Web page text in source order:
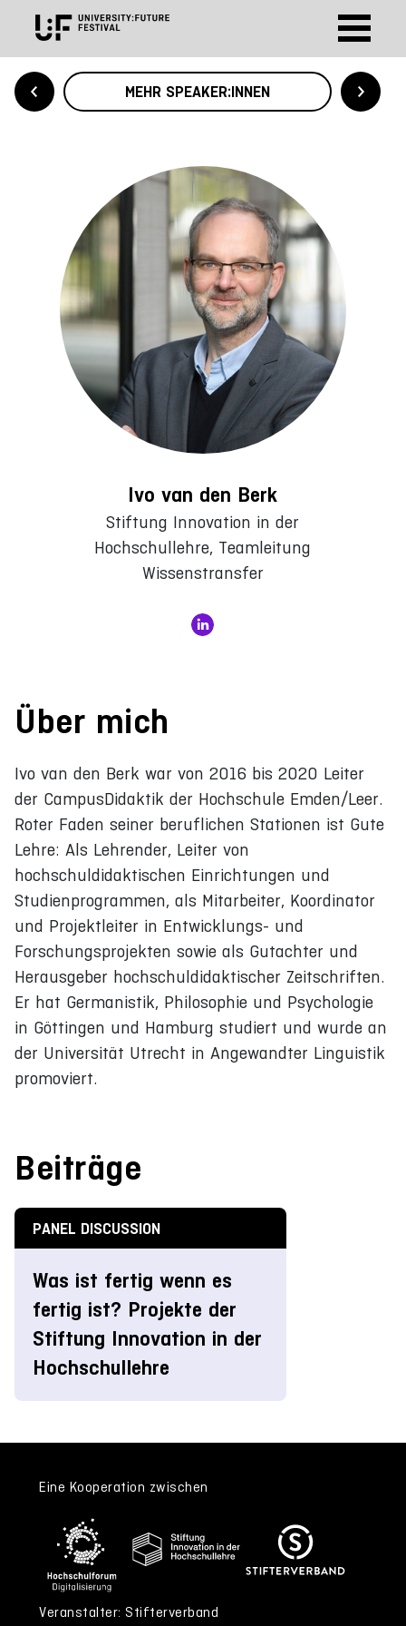
MEHR SPEAKER:INNEN
Ivo van den Berk
Stiftung Innovation in der
Hochschullehre, Teamleitung
Wissenstransfer
Über mich
Ivo van den Berk war von 2016 bis 2020 Leiter
der CampusDidaktik der Hochschule Emden/Leer.
Roter Faden seiner beruflichen Stationen ist Gute
Lehre: Als Lehrender, Leiter von
hochschuldidaktischen Einrichtungen und
Studienprogrammen, als Mitarbeiter, Koordinator
und Projektleiter in Entwicklungs- und
Forschungsprojekten sowie als Gutachter und
Herausgeber hochschuldidaktischer Zeitschriften.
Er hat Germanistik, Philosophie und Psychologie
in Göttingen und Hamburg studiert und wurde an
der Universität Utrecht in Angewandter Linguistik
promoviert.
Beiträge
PANEL DISCUSSION
Was ist fertig wenn es
fertig ist? Projekte der
Stiftung Innovation in der
Hochschullehre
Eine Kooperation zwischen
Veranstalter: Stifterverband